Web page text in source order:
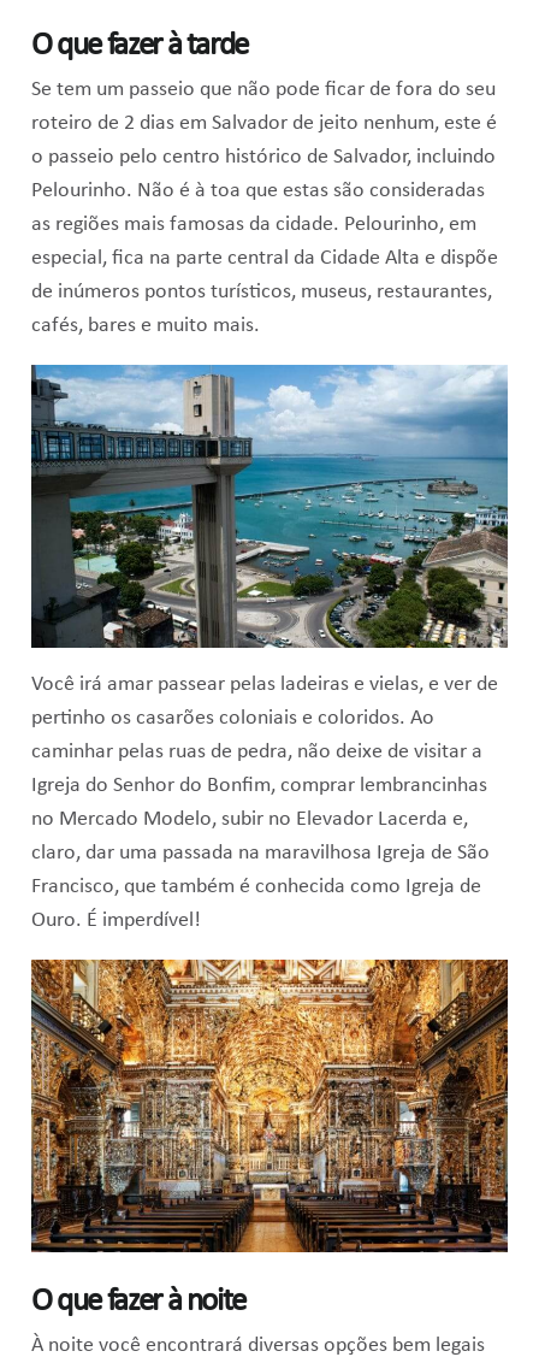
O que fazer à tarde
Se tem um passeio que não pode ficar de fora do seu
roteiro de 2 dias em Salvador de jeito nenhum, este é
o passeio pelo centro histórico de Salvador, incluindo
Pelourinho. Não é à toa que estas são consideradas
as regiões mais famosas da cidade. Pelourinho, em
especial, fica na parte central da Cidade Alta e dispõe
de inúmeros pontos turísticos, museus, restaurantes,
cafés, bares e muito mais.
Você irá amar passear pelas ladeiras e vielas, e ver de
pertinho os casarões coloniais e coloridos. Ao
caminhar pelas ruas de pedra, não deixe de visitar a
Igreja do Senhor do Bonfim, comprar lembrancinhas
no Mercado Modelo, subir no Elevador Lacerda e,
claro, dar uma passada na maravilhosa Igreja de São
Francisco, que também é conhecida como Igreja de
Ouro. É imperdível!
O que fazer à noite
À noite você encontrará diversas opções bem legais